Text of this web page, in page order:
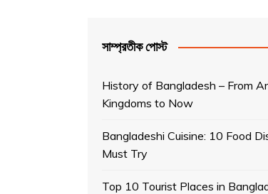
সাম্প্রতীক পোস্ট
History of Bangladesh – From
Kingdoms to Now
Bangladeshi Cuisine: 10 Food
Must Try
Top 10 Tourist Places in